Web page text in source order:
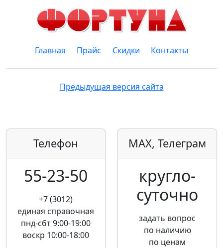
Главная Прайс Скидки Контакты
Предыдущая версия сайта
Телефон
55-23-50
+7 (3012)
единая справочная
пнд-сбт 9:00-19:00
воскр 10:00-18:00
MAX, Телеграм
кругло­
суточно
задать вопрос
по наличию
по ценам